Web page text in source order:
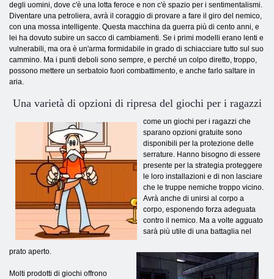
degli uomini, dove c'è una lotta feroce e non c'è spazio per i sentimentalismi.
Diventare una petroliera, avrà il coraggio di provare a fare il giro del nemico,
con una mossa intelligente. Questa macchina da guerra più di cento anni, e
lei ha dovuto subire un sacco di cambiamenti. Se i primi modelli erano lenti e
vulnerabili, ma ora è un'arma formidabile in grado di schiacciare tutto sul suo
cammino. Ma i punti deboli sono sempre, e perché un colpo diretto, troppo,
possono mettere un serbatoio fuori combattimento, e anche farlo saltare in
aria.
Una varietà di opzioni di ripresa del giochi per i ragazzi
come un giochi per i ragazzi che
sparano opzioni gratuite sono
disponibili per la protezione delle
serrature. Hanno bisogno di essere
presente per la strategia proteggere
le loro installazioni e di non lasciare
che le truppe nemiche troppo vicino.
Avrà anche di unirsi al corpo a
corpo, esponendo forza adeguata
contro il nemico. Ma a volte agguato
sarà più utile di una battaglia nel
prato aperto.
Molti prodotti di giochi offrono